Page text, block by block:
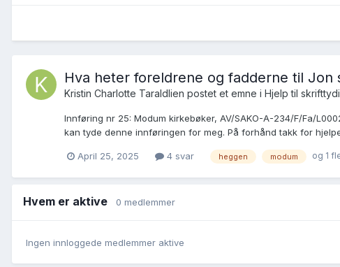
Hva heter foreldrene og fadderne til Jon
Kristin Charlotte Taraldlien postet et emne i Hjelp til
Innføring nr 25: Modum kirkebøker, AV/SAKO-A-234/F/Fa/
kan tyde denne innføringen for meg. På forhånd takk for
April 25, 2025 4 svar heggen modum og 1
Hvem er aktive 0 medlemmer
Ingen innloggede medlemmer aktive